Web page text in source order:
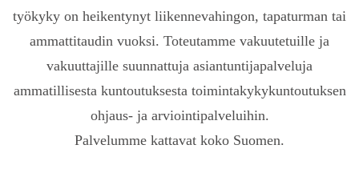
työkyky on heikentynyt liikennevahingon, tapaturman tai
ammattitaudin vuoksi. Toteutamme vakuutetuille ja
vakuuttajille suunnattuja asiantuntijapalveluja
ammatillisesta kuntoutuksesta toimintakykykuntoutuksen
ohjaus- ja arviointipalveluihin.
Palvelumme kattavat koko Suomen.